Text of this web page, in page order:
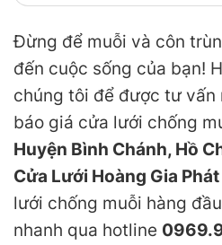
Đừng để muỗi và côn
đến cuộc sống của bạn!
chúng tôi để được tư vấn
báo giá cửa lưới chống
Huyện Bình Chánh, Hồ
Cửa Lưới Hoàng Gia Phát
lưới chống muỗi hàng
nhanh qua hotline